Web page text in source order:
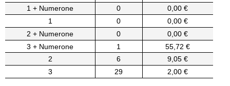
1 + Numerone
0
0,00 €
1
0
0,00 €
2 + Numerone
0
0,00 €
3 + Numerone
1
55,72 €
2
6
9,05 €
3
29 2,00 €